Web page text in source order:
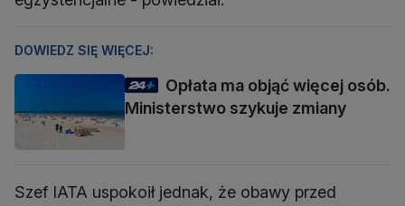
DOWIEDZ SIĘ WIĘCEJ:
Opłata ma objąć więcej osób.
Ministerstwo szykuje zmiany
Szef IATA uspokoił jednak, że obawy przed